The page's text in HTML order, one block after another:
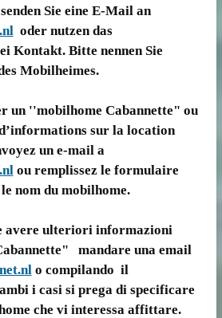
Sie eine E-Mail an
oder nutzen das
Kontakt. Bitte nennen Sie
Mobilheimes.
un ''mobilhome Cabannette" ou
sur la location
un e-mail a
ou remplissez le formulaire
nom du mobilhome.
avere ulteriori informazioni
mandare una email
o compilando il
i casi si prega di specificare
che vi interessa affittare.